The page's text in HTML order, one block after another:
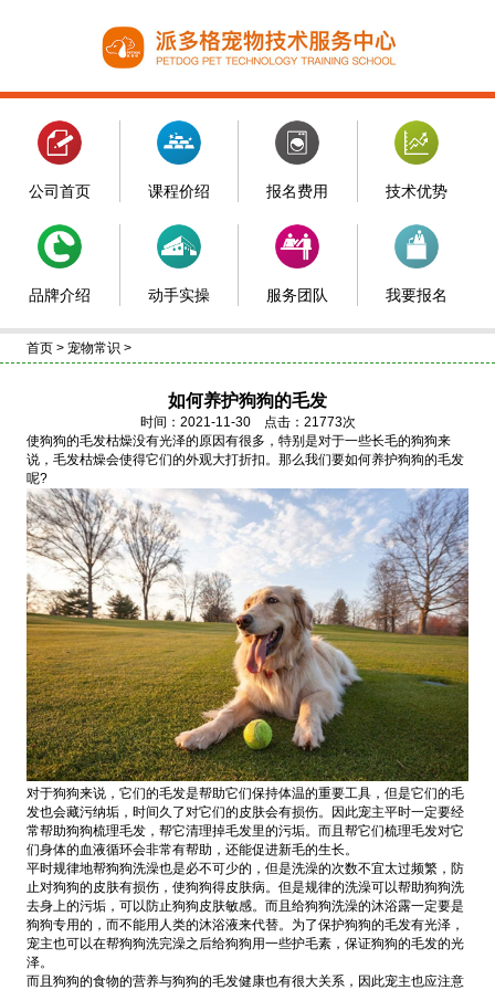
公司首页 课程价绍 报名费用 技术优势
品牌介绍 动手实操 服务团队 我要报名
首页 > 宠物常识 >
如何养护狗狗的毛发
时间：2021-11-30 点击：21773次
使狗狗的毛发枯燥没有光泽的原因有很多，特别是对于一些长毛的狗狗来
说，毛发枯燥会使得它们的外观大打折扣。那么我们要如何养护狗狗的毛发
呢?
对于狗狗来说，它们的毛发是帮助它们保持体温的重要工具，但是它们的毛
发也会藏污纳垢，时间久了对它们的皮肤会有损伤。因此宠主平时一定要经
常帮助狗狗梳理毛发，帮它清理掉毛发里的污垢。而且帮它们梳理毛发对它
们身体的血液循环会非常有帮助，还能促进新毛的生长。
平时规律地帮狗狗洗澡也是必不可少的，但是洗澡的次数不宜太过频繁，防
止对狗狗的皮肤有损伤，使狗狗得皮肤病。但是规律的洗澡可以帮助狗狗洗
去身上的污垢，可以防止狗狗皮肤敏感。而且给狗狗洗澡的沐浴露一定要是
狗狗专用的，而不能用人类的沐浴液来代替。为了保护狗狗的毛发有光泽，
宠主也可以在帮狗狗洗完澡之后给狗狗用一些护毛素，保证狗狗的毛发的光
泽。
而且狗狗的食物的营养与狗狗的毛发健康也有很大关系，因此宠主也应注意